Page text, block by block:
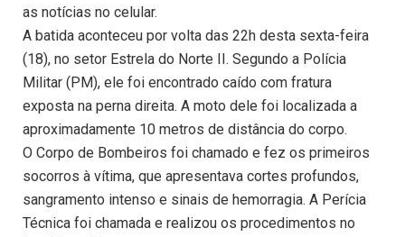
as notícias no celular.
A batida aconteceu por volta das 22h desta sexta-feira
(18), no setor Estrela do Norte II. Segundo a Polícia
Militar (PM), ele foi encontrado caído com fratura
exposta na perna direita. A moto dele foi localizada a
aproximadamente 10 metros de distância do corpo.
O Corpo de Bombeiros foi chamado e fez os primeiros
socorros à vítima, que apresentava cortes profundos,
sangramento intenso e sinais de hemorragia. A Perícia
Técnica foi chamada e realizou os procedimentos no